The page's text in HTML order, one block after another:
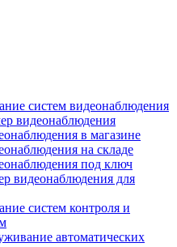
систем видеонаблюдения
видеонаблюдения
в магазине
на складе
под ключ
видеонаблюдения для
систем контроля и
автоматических